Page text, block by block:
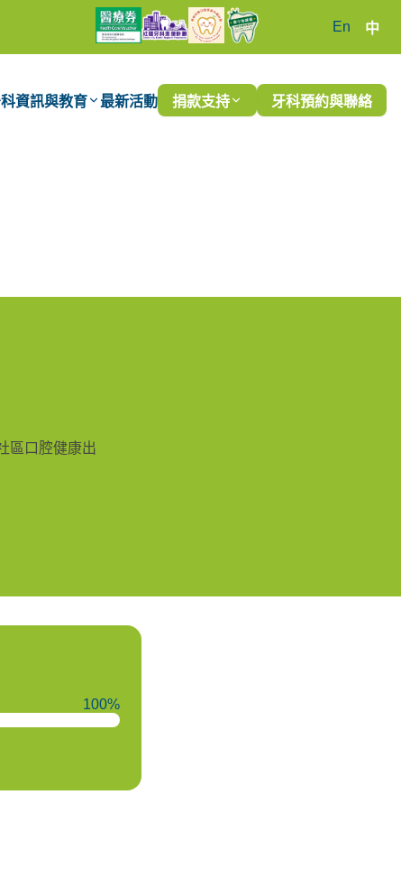
En 中
資訊與教育 最新活動 捐款支持 牙科預約與聯絡
區口腔健康出
100%